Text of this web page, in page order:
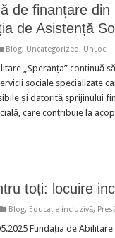
de finanțare
de Asistență
Blog, Uncategorized, UnLoc
„Speranța” continuă
sociale specializate
și datorită sprijinului
care contribuie la
toți: locuire
Blog, Educație incluzivă,
Fundația de